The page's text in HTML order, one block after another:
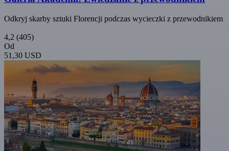
Odkryj skarby sztuki Florencji podczas wycieczki z przewodnikiem
4,2 (405)
Od
51,30 USD